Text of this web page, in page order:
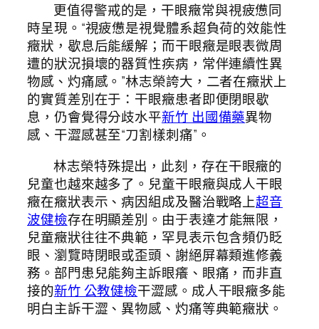
更值得警戒的是，干眼癥常與視疲憊同
時呈現。“視疲憊是視覺體系超負荷的效能性
癥狀，歇息后能緩解；而干眼癥是眼表微周
遭的狀況損壞的器質性疾病，常伴連續性異
物感、灼痛感。”林志榮誇大，二者在癥狀上
的實質差別在于：干眼癥患者即便閉眼歇
息，仍會覺得分歧水平新竹 出國備藥異物
感、干澀感甚至“刀割樣刺痛”。
林志榮特殊提出，此刻，存在干眼癥的
兒童也越來越多了。兒童干眼癥與成人干眼
癥在癥狀表示、病因組成及醫治戰略上超音
波健檢存在明顯差別。由于表達才能無限，
兒童癥狀往往不典範，罕見表示包含頻仍眨
眼、瀏覽時閉眼或歪頭、謝絕屏幕類進修義
務。部門患兒能夠主訴眼癢、眼痛，而非直
接的新竹 公教健檢干澀感。成人干眼癥多能
明白主訴干澀、異物感、灼痛等典範癥狀。